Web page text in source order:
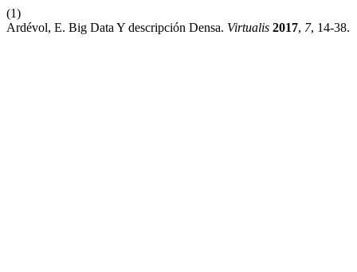
(1)
Ardévol, E. Big Data Y descripción Densa. Virtualis 2017, 7, 14-38.